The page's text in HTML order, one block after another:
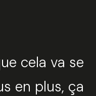
cela va se
en plus, ça